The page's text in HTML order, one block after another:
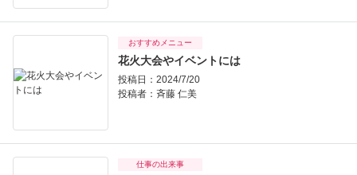
おすすめメニュー
花火大会やイベントには
投稿日：2024/7/20
投稿者： 斉藤 仁美
仕事の出来事